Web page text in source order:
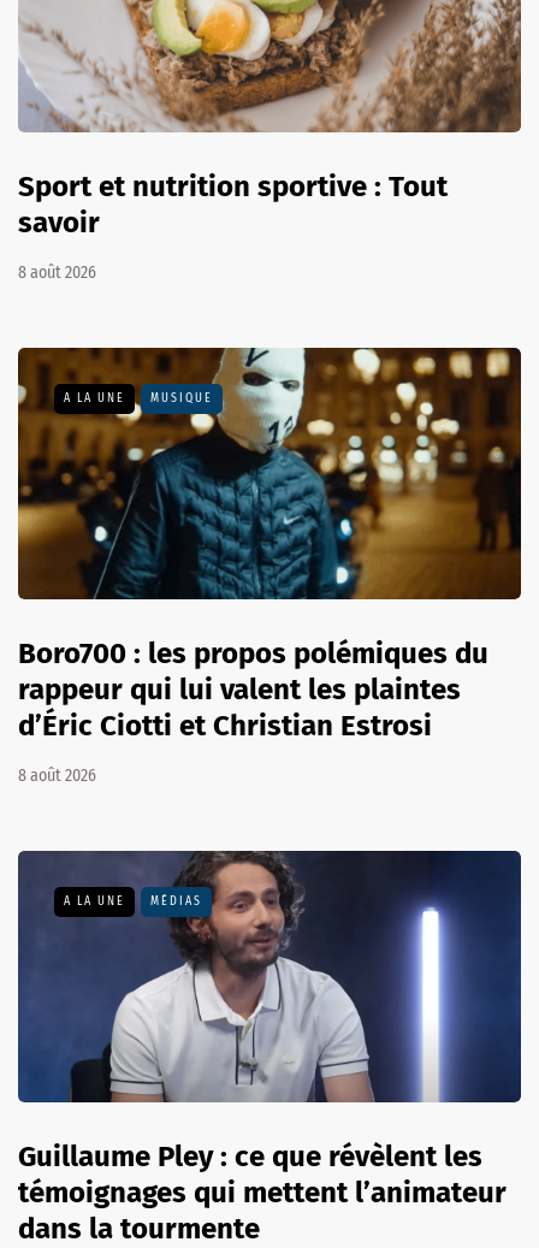
Sport et nutrition sportive : Tout
savoir
8 août 2026
A LA UNE MUSIQUE
Boro700 : les propos polémiques du
rappeur qui lui valent les plaintes
d’Éric Ciotti et Christian Estrosi
8 août 2026
A LA UNE MÉDIAS
Guillaume Pley : ce que révèlent les
témoignages qui mettent l’animateur
dans la tourmente